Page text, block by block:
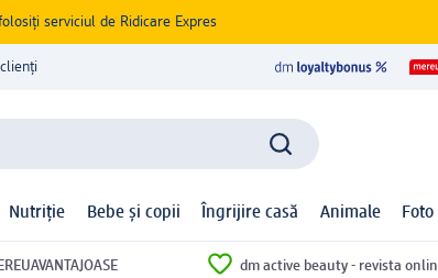
serviciul de Ridicare Expres
Nutriție Bebe și copii Îngrijire casă Animale Foto
dm active beauty - revista